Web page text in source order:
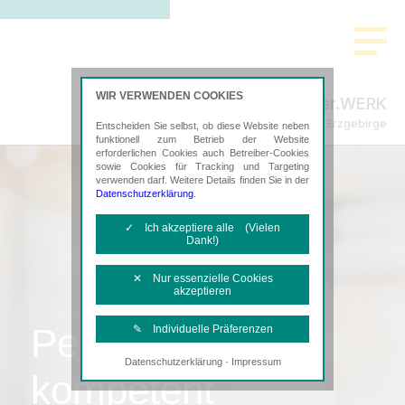
Steuer.WERK
Steuerberatung im Erzgebirge
Persönlich,
kompetent
WIR VERWENDEN COOKIES
Entscheiden Sie selbst, ob diese Website neben
funktionell zum Betrieb der Website
erforderlichen Cookies auch Betreiber-Cookies
sowie Cookies für Tracking und Targeting
verwenden darf. Weitere Details finden Sie in der
Datenschutzerklärung
✓ Ich akzeptiere alle (Vielen
Dank!)
✕ Nur essenzielle Cookies
akzeptieren
✎ Individuelle Präferenzen
Notwendige Cookies
Diese Cookies sind erforderlich, um die
Datenschutzerklärung· Impressum